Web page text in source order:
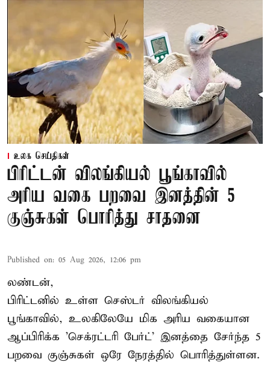
உலக செய்திகள்
பிரிட்டன் விலங்கியல் பூங்காவில்
அரிய வகை பறவை இனத்தின் 5
குஞ்சுகள் பொரித்து சாதனை
Published on: 05 Aug 2026, 12:06 pm
லண்டன்,
பிரிட்டனில் உள்ள செஸ்டர் விலங்கியல்
பூங்காவில், உலகிலேயே மிக அரிய வகையான
ஆப்பிரிக்க 'செக்ரட்டரி பேர்ட்' இனத்தை சேர்ந்த 5
பறவை குஞ்சுகள் ஒரே நேரத்தில் பொரித்துள்ளன.